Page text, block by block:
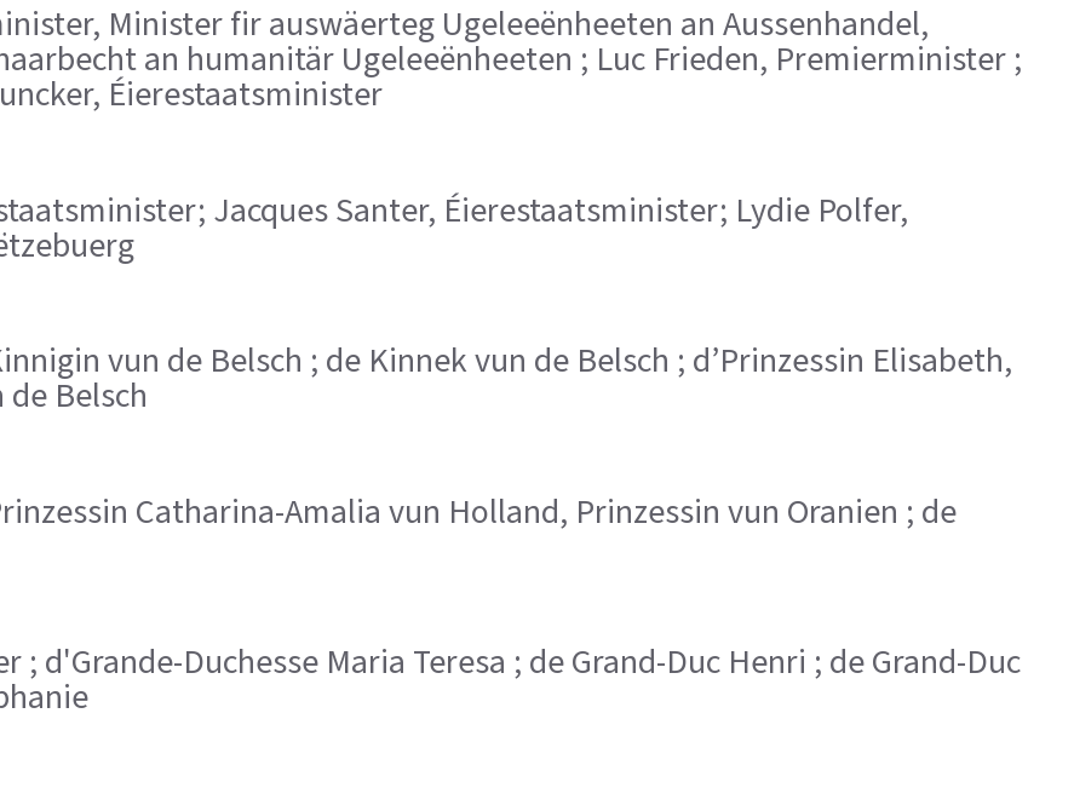
Minister fir auswäerteg Ugeleeënheeten an Aussenhandel,
an humanitär Ugeleeënheeten ; Luc Frieden, Premierminister ;
Éierestaatsminister
Jacques Santer, Éierestaatsminister; Lydie Polfer,
vun de Belsch ; de Kinnek vun de Belsch ; d’Prinzessin Elisabeth,
Belsch
Catharina-Amalia vun Holland, Prinzessin vun Oranien ; de
d'Grande-Duchesse Maria Teresa ; de Grand-Duc Henri ; de Grand-Duc